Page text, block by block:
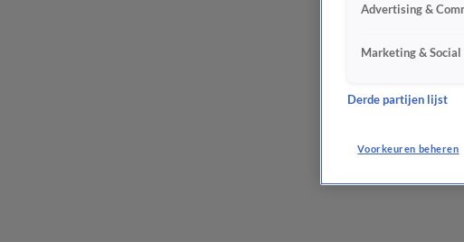
Advertising &
Marketing & Social
Derde partijen lijst
Voorkeuren beheren